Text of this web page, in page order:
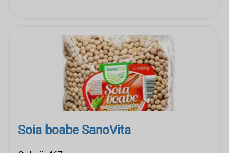
Soia boabe SanoVita